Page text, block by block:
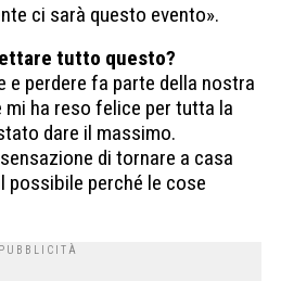
ci sarà questo evento».
tutto questo?
e perdere fa parte della nostra
ha reso felice per tutta la
dare il massimo.
di tornare a casa
perché le cose